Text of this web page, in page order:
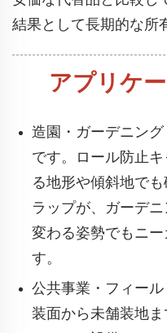
結果として長期的な所
アプリケ
造園・ガーデニング
です。ロール防止
る地形や傾斜地で
ラップが、ガーデ
変わる姿勢でもニ
す。
公共事業・フィー
装面から未舗装地